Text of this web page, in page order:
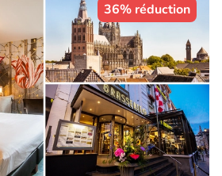
36% réduction